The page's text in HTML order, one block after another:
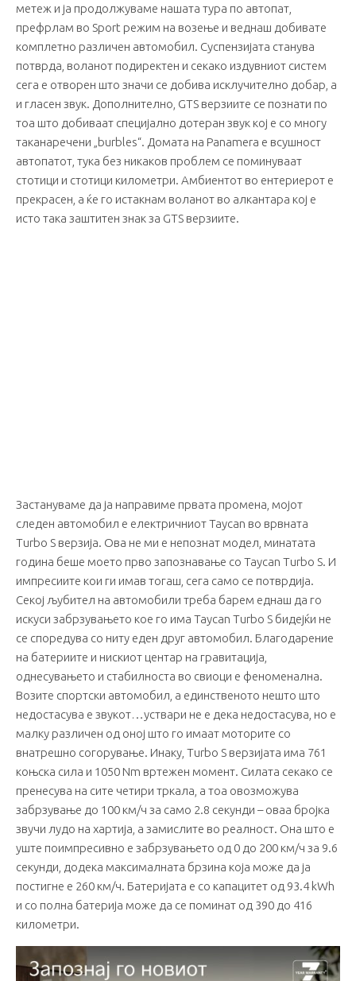
метеж и ја продолжуваме нашата тура по автопат,
префрлам во Sport режим на возење и веднаш добивате
комплетно различен автомобил. Суспензијата станува
потврда, воланот подиректен и секако издувниот систем
сега е отворен што значи се добива исклучително добар, а
и гласен звук. Дополнително, GTS верзиите се познати по
тоа што добиваат специјално дотеран звук кој е со многу
таканаречени „burbles“. Домата на Panamera е всушност
автопатот, тука без никаков проблем се поминуваат
стотици и стотици километри. Амбиентот во ентериерот е
прекрасен, а ќе го истакнам воланот во алкантара кој е
исто така заштитен знак за GTS верзиите.
Застануваме да ја направиме првата промена, мојот
следен автомобил е електричниот Taycan во врвната
Turbo S верзија. Ова не ми е непознат модел, минатата
година беше моето прво запознавање со Taycan Turbo S. И
импресиите кои ги имав тогаш, сега само се потврдија.
Секој љубител на автомобили треба барем еднаш да го
искуси забрзувањето кое го има Taycan Turbo S бидејќи не
се споредува со ниту еден друг автомобил. Благодарение
на батериите и нискиот центар на гравитација,
однесувањето и стабилноста во свиоци е феноменална.
Возите спортски автомобил, а единственото нешто што
недостасува е звукот…уствари не е дека недостасува, но е
малку различен од оној што го имаат моторите со
внатрешно согорување. Инаку, Turbo S верзијата има 761
коњска сила и 1050 Nm вртежен момент. Силата секако се
пренесува на сите четири тркала, а тоа овозможува
забрзување до 100 км/ч за само 2.8 секунди – оваа бројка
звучи лудо на хартија, а замислите во реалност. Она што е
уште поимпресивно е забрзувањето од 0 до 200 км/ч за 9.6
секунди, додека максималната брзина која може да ја
постигне е 260 км/ч. Батеријата е со капацитет од 93.4 kWh
и со полна батерија може да се поминат од 390 до 416
километри.